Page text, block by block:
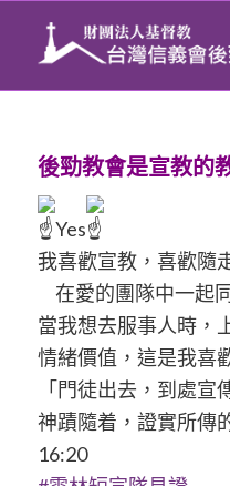
後勁教會是宣教的
Yes
我喜歡宣教，喜歡隨
在愛的團隊中一起
當我想去服事人時，
情緒價值，這是我喜
「門徒出去，到處
神蹟隨着，證實所傳
16:20